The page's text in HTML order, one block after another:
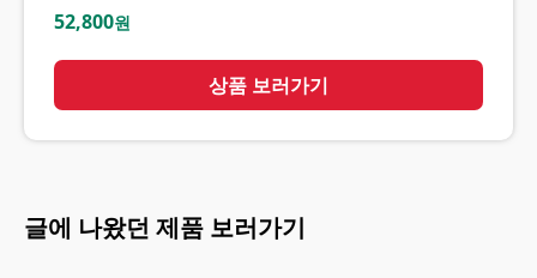
52,800원
상품 보러가기
글에 나왔던 제품 보러가기